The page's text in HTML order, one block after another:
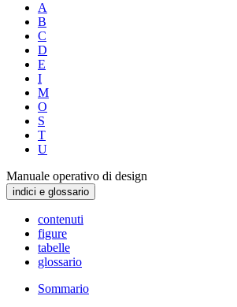
A
B
C
D
E
I
M
O
S
T
U
Manuale operativo di design
indici e glossario
contenuti
figure
tabelle
glossario
Sommario